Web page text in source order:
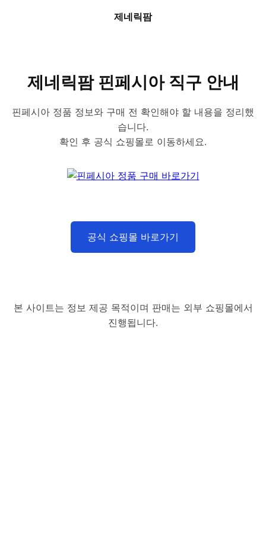
제네릭팜
제네릭팜 핀페시아 직구 안내
핀페시아 정품 정보와 구매 전 확인해야 할 내용을 정리했
습니다.
확인 후 공식 쇼핑몰로 이동하세요.
공식 쇼핑몰 바로가기
본 사이트는 정보 제공 목적이며 판매는 외부 쇼핑몰에서
진행됩니다.